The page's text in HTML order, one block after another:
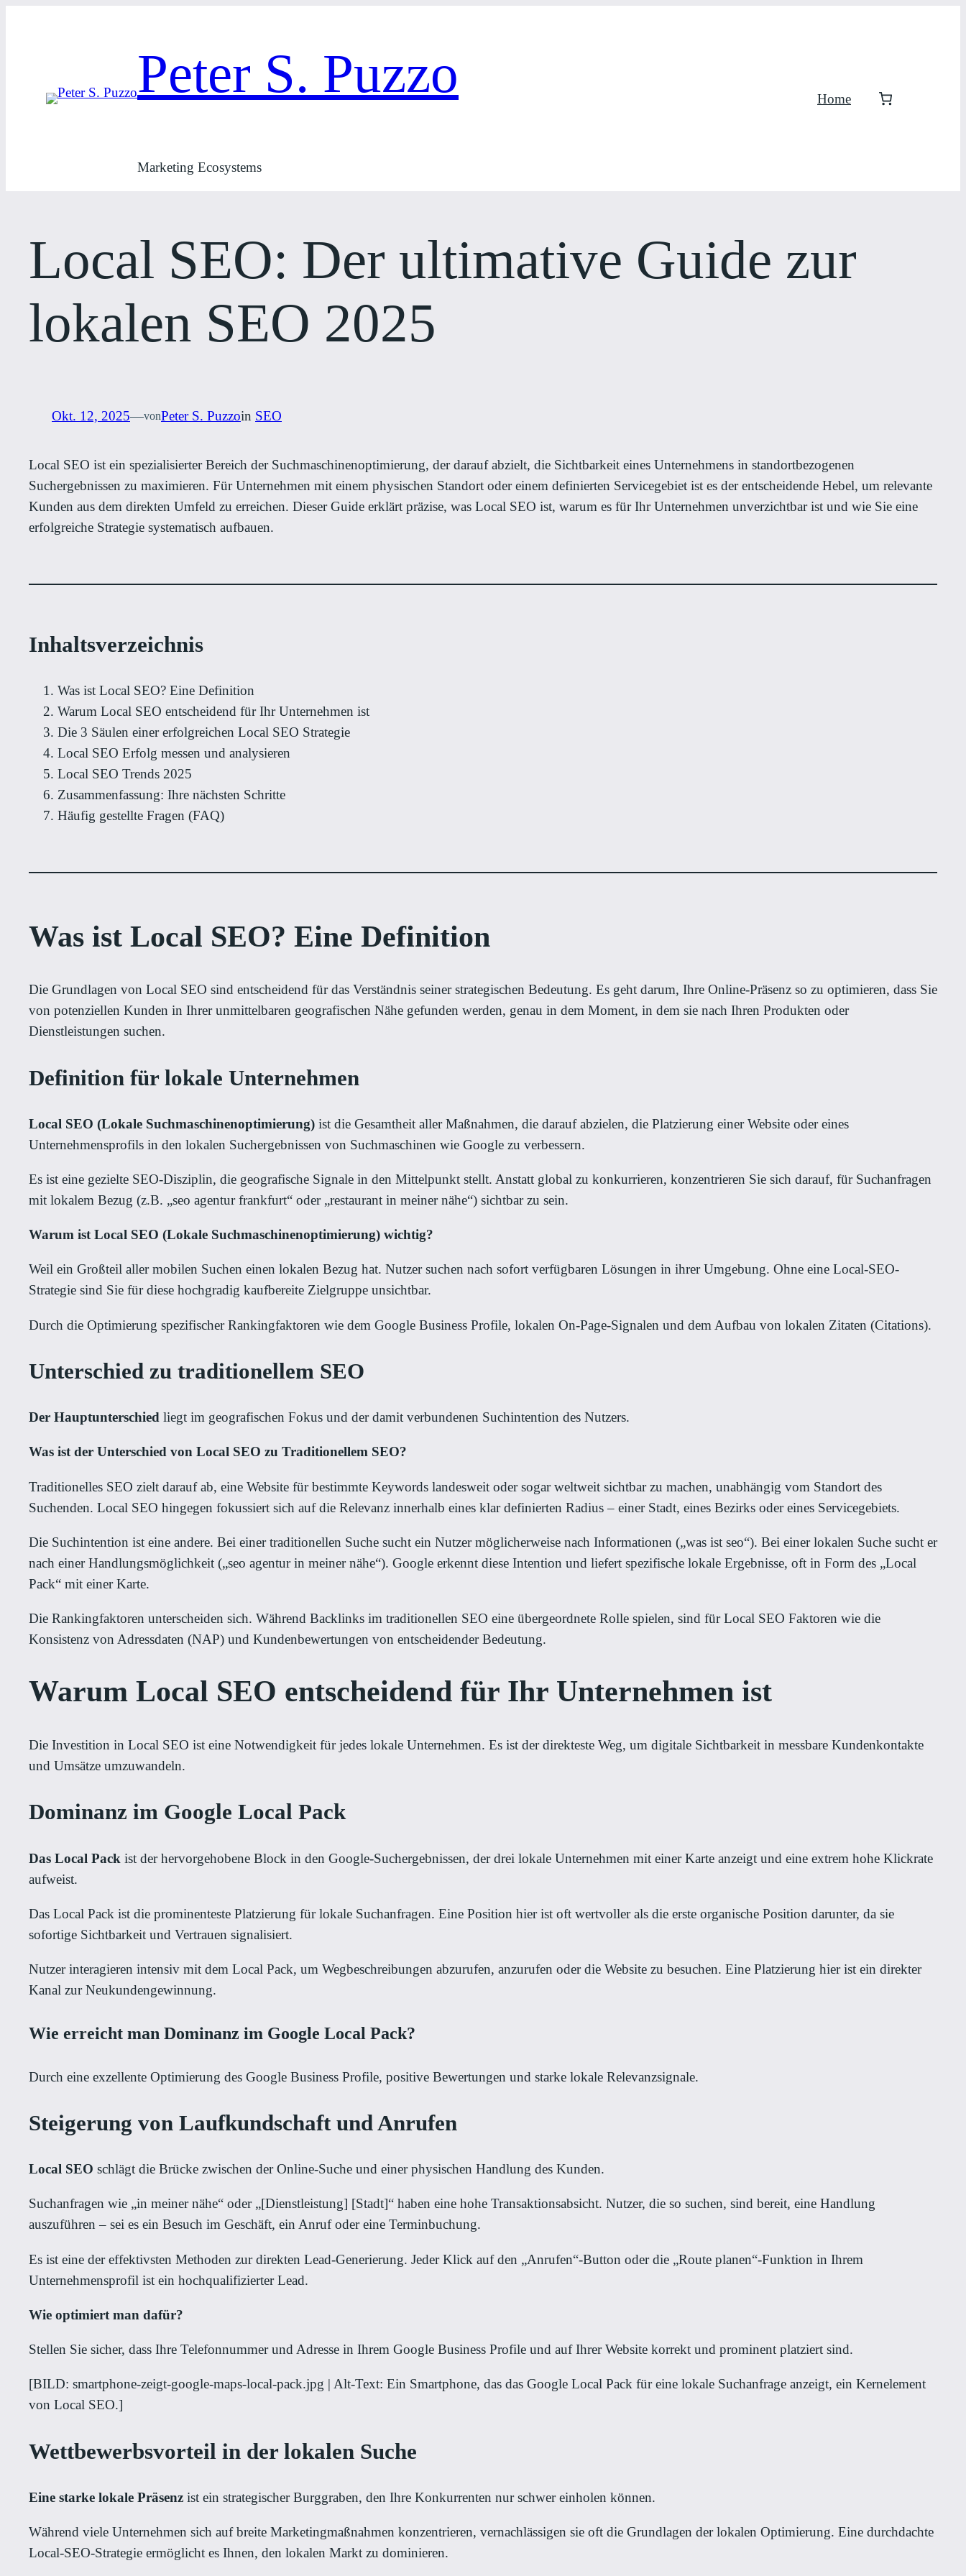
Peter S. Puzzo
Marketing Ecosystems
Home
Local SEO: Der ultimative Guide zur
lokalen SEO 2025
Okt. 12, 2025—vonPeter S. Puzzoin SEO
Local SEO ist ein spezialisierter Bereich der Suchmaschinenoptimierung, der darauf abzielt, die Sichtbarkeit eines Unternehmens in standortbezogenen
Suchergebnissen zu maximieren. Für Unternehmen mit einem physischen Standort oder einem definierten Servicegebiet ist es der entscheidende Hebel, um relevante
Kunden aus dem direkten Umfeld zu erreichen. Dieser Guide erklärt präzise, was Local SEO ist, warum es für Ihr Unternehmen unverzichtbar ist und wie Sie eine
erfolgreiche Strategie systematisch aufbauen.
Inhaltsverzeichnis
Was ist Local SEO? Eine Definition
Warum Local SEO entscheidend für Ihr Unternehmen ist
Die 3 Säulen einer erfolgreichen Local SEO Strategie
Local SEO Erfolg messen und analysieren
Local SEO Trends 2025
Zusammenfassung: Ihre nächsten Schritte
Häufig gestellte Fragen (FAQ)
Was ist Local SEO? Eine Definition
Die Grundlagen von Local SEO sind entscheidend für das Verständnis seiner strategischen Bedeutung. Es geht darum, Ihre Online-Präsenz so zu optimieren, dass Sie
von potenziellen Kunden in Ihrer unmittelbaren geografischen Nähe gefunden werden, genau in dem Moment, in dem sie nach Ihren Produkten oder
Dienstleistungen suchen.
Definition für lokale Unternehmen
Local SEO (Lokale Suchmaschinenoptimierung) ist die Gesamtheit aller Maßnahmen, die darauf abzielen, die Platzierung einer Website oder eines
Unternehmensprofils in den lokalen Suchergebnissen von Suchmaschinen wie Google zu verbessern.
Es ist eine gezielte SEO-Disziplin, die geografische Signale in den Mittelpunkt stellt. Anstatt global zu konkurrieren, konzentrieren Sie sich darauf, für Suchanfragen
mit lokalem Bezug (z.B. „seo agentur frankfurt“ oder „restaurant in meiner nähe“) sichtbar zu sein.
Warum ist Local SEO (Lokale Suchmaschinenoptimierung) wichtig?
Weil ein Großteil aller mobilen Suchen einen lokalen Bezug hat. Nutzer suchen nach sofort verfügbaren Lösungen in ihrer Umgebung. Ohne eine Local-SEO-
Strategie sind Sie für diese hochgradig kaufbereite Zielgruppe unsichtbar.
Durch die Optimierung spezifischer Rankingfaktoren wie dem Google Business Profile, lokalen On-Page-Signalen und dem Aufbau von lokalen Zitaten (Citations).
Unterschied zu traditionellem SEO
Der Hauptunterschied liegt im geografischen Fokus und der damit verbundenen Suchintention des Nutzers.
Was ist der Unterschied von Local SEO zu Traditionellem SEO?
Traditionelles SEO zielt darauf ab, eine Website für bestimmte Keywords landesweit oder sogar weltweit sichtbar zu machen, unabhängig vom Standort des
Suchenden. Local SEO hingegen fokussiert sich auf die Relevanz innerhalb eines klar definierten Radius – einer Stadt, eines Bezirks oder eines Servicegebiets.
Die Suchintention ist eine andere. Bei einer traditionellen Suche sucht ein Nutzer möglicherweise nach Informationen („was ist seo“). Bei einer lokalen Suche sucht er
nach einer Handlungsmöglichkeit („seo agentur in meiner nähe“). Google erkennt diese Intention und liefert spezifische lokale Ergebnisse, oft in Form des „Local
Pack“ mit einer Karte.
Die Rankingfaktoren unterscheiden sich. Während Backlinks im traditionellen SEO eine übergeordnete Rolle spielen, sind für Local SEO Faktoren wie die
Konsistenz von Adressdaten (NAP) und Kundenbewertungen von entscheidender Bedeutung.
Warum Local SEO entscheidend für Ihr Unternehmen ist
Die Investition in Local SEO ist eine Notwendigkeit für jedes lokale Unternehmen. Es ist der direkteste Weg, um digitale Sichtbarkeit in messbare Kundenkontakte
und Umsätze umzuwandeln.
Dominanz im Google Local Pack
Das Local Pack ist der hervorgehobene Block in den Google-Suchergebnissen, der drei lokale Unternehmen mit einer Karte anzeigt und eine extrem hohe Klickrate
aufweist.
Das Local Pack ist die prominenteste Platzierung für lokale Suchanfragen. Eine Position hier ist oft wertvoller als die erste organische Position darunter, da sie
sofortige Sichtbarkeit und Vertrauen signalisiert.
Nutzer interagieren intensiv mit dem Local Pack, um Wegbeschreibungen abzurufen, anzurufen oder die Website zu besuchen. Eine Platzierung hier ist ein direkter
Kanal zur Neukundengewinnung.
Wie erreicht man Dominanz im Google Local Pack?
Durch eine exzellente Optimierung des Google Business Profile, positive Bewertungen und starke lokale Relevanzsignale.
Steigerung von Laufkundschaft und Anrufen
Local SEO schlägt die Brücke zwischen der Online-Suche und einer physischen Handlung des Kunden.
Suchanfragen wie „in meiner nähe“ oder „[Dienstleistung] [Stadt]“ haben eine hohe Transaktionsabsicht. Nutzer, die so suchen, sind bereit, eine Handlung
auszuführen – sei es ein Besuch im Geschäft, ein Anruf oder eine Terminbuchung.
Es ist eine der effektivsten Methoden zur direkten Lead-Generierung. Jeder Klick auf den „Anrufen“-Button oder die „Route planen“-Funktion in Ihrem
Unternehmensprofil ist ein hochqualifizierter Lead.
Wie optimiert man dafür?
Stellen Sie sicher, dass Ihre Telefonnummer und Adresse in Ihrem Google Business Profile und auf Ihrer Website korrekt und prominent platziert sind.
[BILD: smartphone-zeigt-google-maps-local-pack.jpg | Alt-Text: Ein Smartphone, das das Google Local Pack für eine lokale Suchanfrage anzeigt, ein Kernelement
von Local SEO.]
Wettbewerbsvorteil in der lokalen Suche
Eine starke lokale Präsenz ist ein strategischer Burggraben, den Ihre Konkurrenten nur schwer einholen können.
Während viele Unternehmen sich auf breite Marketingmaßnahmen konzentrieren, vernachlässigen sie oft die Grundlagen der lokalen Optimierung. Eine durchdachte
Local-SEO-Strategie ermöglicht es Ihnen, den lokalen Markt zu dominieren.